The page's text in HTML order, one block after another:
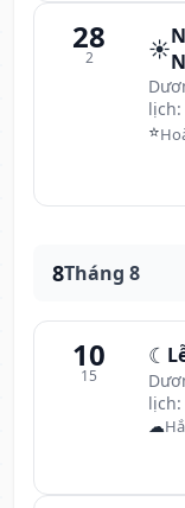
28
2 ☀️
lịch:
⭐
8Tháng 8
10
15
☾
lịch:
☁